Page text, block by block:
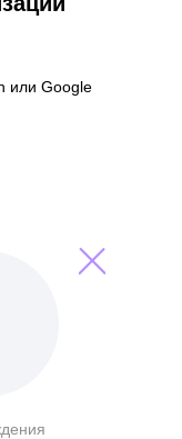
или Google